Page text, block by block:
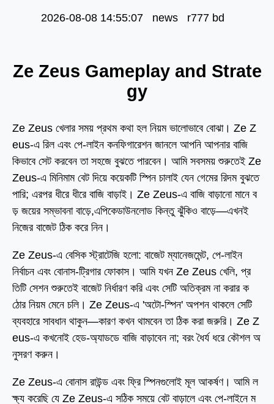
2026-08-08 14:55:07 news r777 bd
Ze Zeus Gameplay and Strate
gy
Ze Zeus খেলার সময় প্রথম কথা হল নিয়ম ভালোভাবে বোঝা। Ze Z
eus-এ রিল এবং পে-লাইন কনফিগারেশন জানলে আপনি আপনার বাজি
কিভাবে সেট করবেন তা সহজে বুঝতে পারবেন। আমি সবসময় শুরুতেই Ze
Zeus-এ মিনিমাম বেট দিয়ে কয়েকটি স্পিন চালাই যেন গেমের রিদম বুঝতে
পারি; এরপর ধীরে ধীরে বাজি বাড়াই। Ze Zeus-এ বাজি বাড়ানো মানে ব
ড় জয়ের সম্ভাবনা বাড়ে,এপিকেডাউনলোড কিন্তু ঝুঁকিও বাড়ে—এখনই
নিজের বাজেট ঠিক করে নিন।
Ze Zeus-এ বেসিক স্ট্রাটেজি হলো: বাজেট ম্যানেজমেন্ট, পে-লাইন
নির্বাচন এবং বোনাস-ট্রিগার ফোকাস। আমি যখন Ze Zeus খেলি, প্র
তিটি সেশন শুরুতেই বাজেট নির্ধারণ করি এবং সেটি অতিক্রম না করার ক
ঠোর নিয়ম মেনে চলি। Ze Zeus-এ 'অটো-স্পিন' অপশন থাকলে সেটি
ব্যবহারে সাবধান থাকুন—কারণ কখন থামবেন তা ঠিক করা জরুরি। Ze Z
eus-এ কখনোই হেড-অ্যাডডে বাজি বাড়াবেন না; বরং ধৈর্য ধরে কৌশল অ
নুসরণ করুন।
Ze Zeus-এ বোনাস রাউন্ড এবং ফ্রি স্পিনগুলোই মূল আকর্ষণ। আমি ল
ক্ষ্য করেছি যে Ze Zeus-এ সঠিক সময়ে বেট বাড়ালে এবং পে-লাইনে ম